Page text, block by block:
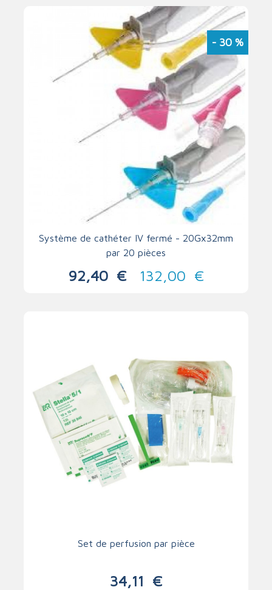
- 30 %
Système de cathéter IV fermé - 20Gx32mm
par 20 pièces
92,40 € 132,00 €
Set de perfusion par pièce
34,11 €